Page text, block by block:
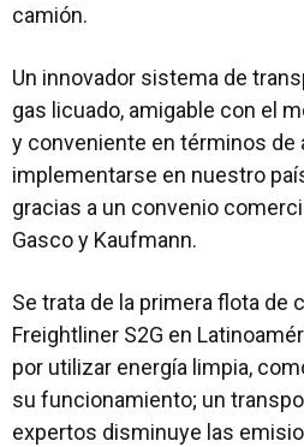
camión.
Un innovador sistema de
gas licuado, amigable con el
y conveniente en términos de
implementarse en nuestro
gracias a un convenio
Gasco y Kaufmann.
Se trata de la primera flota de
Freightliner S2G en
por utilizar energía limpia,
su funcionamiento; un
expertos disminuye las